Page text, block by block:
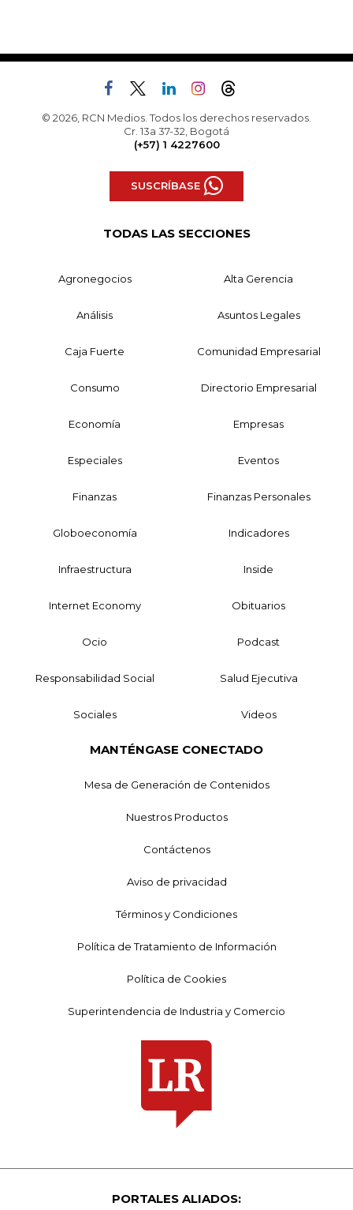
© 2026, RCN Medios. Todos los derechos reservados.
Cr. 13a 37-32, Bogotá
(+57) 1 4227600
SUSCRÍBASE
TODAS LAS SECCIONES
Agronegocios Alta Gerencia
Análisis Asuntos Legales
Caja Fuerte Comunidad Empresarial
Consumo Directorio Empresarial
Economía Empresas
Especiales Eventos
Finanzas Finanzas Personales
Globoeconomía Indicadores
Infraestructura Inside
Internet Economy Obituarios
Ocio Podcast
Responsabilidad Social Salud Ejecutiva
Sociales Videos
MANTÉNGASE CONECTADO
Mesa de Generación de Contenidos
Nuestros Productos
Contáctenos
Aviso de privacidad
Términos y Condiciones
Política de Tratamiento de Información
Política de Cookies
Superintendencia de Industria y Comercio
PORTALES ALIADOS: